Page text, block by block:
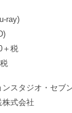
ray)
＋税
スタジオ・セブ
株式会社